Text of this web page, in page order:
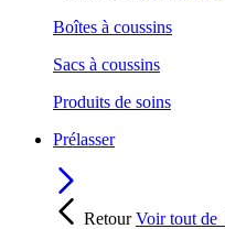
Boîtes à coussins
Sacs à coussins
Produits de soins
Prélasser
RetourVoir tout de